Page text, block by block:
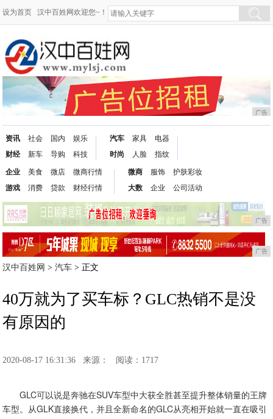
设为首页 汉中百姓网欢迎您~！
广告
资讯
财经
社会
新车
国内
导购
娱乐
科技
汽车
时尚
家具
人脸
电器
指纹
企业
游戏
美食
消费
微店
贷款
微商行情
财经行情
微商
大数
服饰
企业
护肤彩妆
公司活动
广告
广告
汉中百姓网 >汽车 > 正文
40万就为了买车标？GLC热销不是没
有原因的
2020-08-17 16:31:36 来源： 阅读：1717
GLC可以说是奔驰在SUV车型中大获全胜甚至提升整体销量的王牌
车型。从GLK直接换代，并且全新命名的GLC从亮相开始就一直在吸引